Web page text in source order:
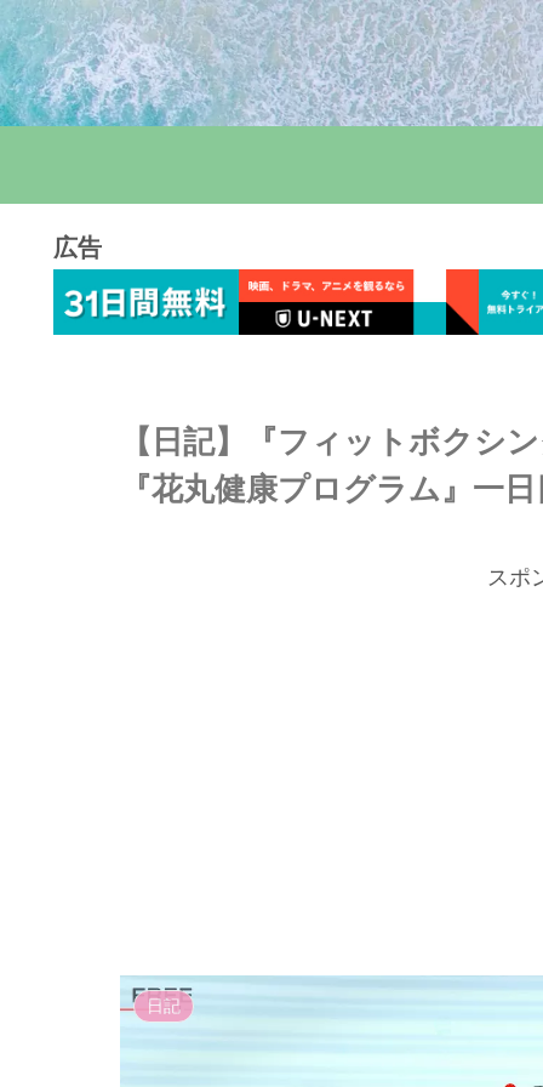
広告
【日記】『フィットボクシ
『花丸健康プログラム』一
スポ
日記